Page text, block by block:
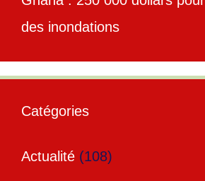
des inondations
Catégories
Actualité (108)